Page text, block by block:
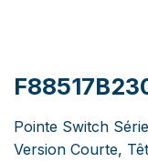
Pointe Switch
Version Courte,